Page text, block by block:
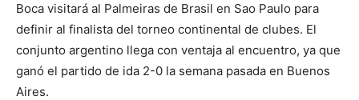
Boca visitará al Palmeiras de Brasil en Sao Paulo para
definir al finalista del torneo continental de clubes. El
conjunto argentino llega con ventaja al encuentro, ya que
ganó el partido de ida 2-0 la semana pasada en Buenos
Aires.